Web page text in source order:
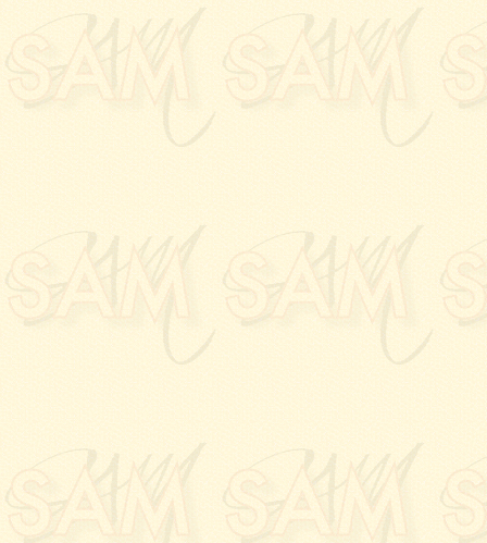
FORTES
à laGalerie
16.11.2023:
l'Université Paul
30.10.2023:
à l'
accueil du Capitole
20.10.2023:
à la Galerie
17.10.2023:
AEROTHEQUE , à
10.10.2023:
papiers"
à l'Hotel des